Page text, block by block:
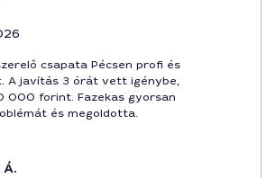
csapata Pécsen profi és
A javítás 3 órát vett igénybe,
000 forint. Fazekas gyorsan
és megoldotta.
Á.